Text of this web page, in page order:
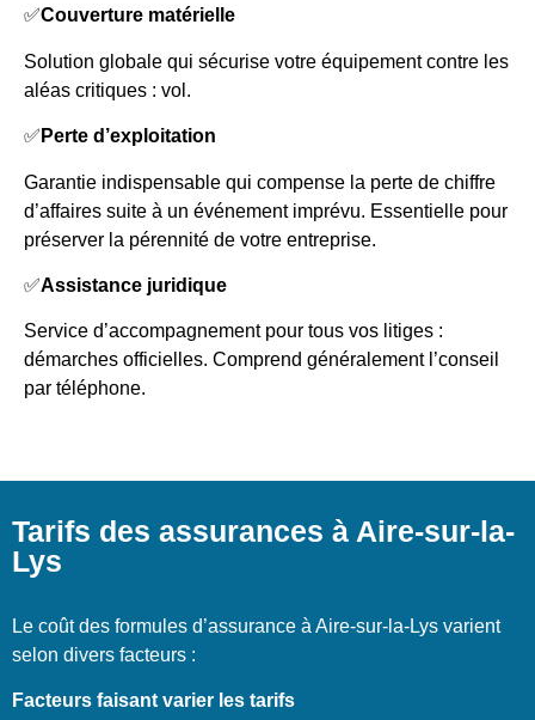
✅Couverture matérielle
Solution globale qui sécurise votre équipement contre les
aléas critiques : vol.
✅ Perte d’exploitation
Garantie indispensable qui compense la perte de chiffre
d’affaires suite à un événement imprévu. Essentielle pour
préserver la pérennité de votre entreprise.
✅Assistance juridique
Service d’accompagnement pour tous vos litiges :
démarches officielles. Comprend généralement l’conseil
par téléphone.
Tarifs des assurances à Aire-sur-la-
Lys
Le coût des formules d’assurance à Aire-sur-la-Lys varient
selon divers facteurs :
Facteurs faisant varier les tarifs